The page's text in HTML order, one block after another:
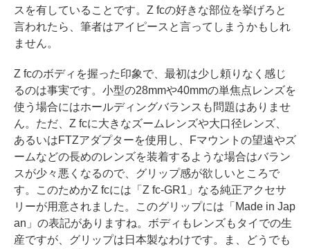
スを有していることです。Z fcの好きな部位を挙げろと
言われたら、筆者はアイピースと言ってしまうかもしれ
ません。
Z fcのボディを握った印象で、最初は少し頼りなく感じ
るのは事実です。小型の28mmや40mmの単焦点レンズを
使う場合にはホールディングバランスも問題はありませ
ん。ただ、Z fcに大きなズームレンズや大口径レンズ、
あるいはFTZアダプターを使用し、Fマウントの望遠やズ
ームなどの長めのレンズを装着するような場合はバラン
スが少々悪くなるので、グリップ感が欲しいところで
す。このためかZ fcには「Z fc-GR1」なる純正アクセサ
リーが用意されました。このグリップには「Made in Jap
an」の表記がありますね。ボディもレンズもタイでの生
産ですが、グリップは日本製なわけです。ま、どうでも